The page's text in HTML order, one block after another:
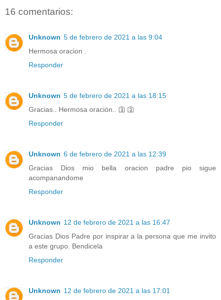
16 comentarios:
Unknown 5 de febrero de 2021 a las 9:04
Hermosa oracion .
Responder
Unknown 5 de febrero de 2021 a las 18:15
Gracias.. Hermosa oración.. 🛐 🛐
Responder
Unknown 6 de febrero de 2021 a las 12:39
Gracias Dios mio bella oracion padre pio sigue
acompanandome
Responder
Unknown 12 de febrero de 2021 a las 16:47
Gracias Dios Padre por inspirar a la persona que me invito
a este grupo. Bendicela
Responder
Unknown 12 de febrero de 2021 a las 17:01